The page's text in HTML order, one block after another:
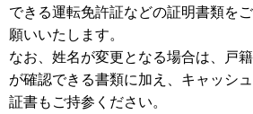
できる運転免許証などの証明書類を
願いいたします。
なお、姓名が変更となる場合は、戸
が確認できる書類に加え、キャッシ
証書もご持参ください。